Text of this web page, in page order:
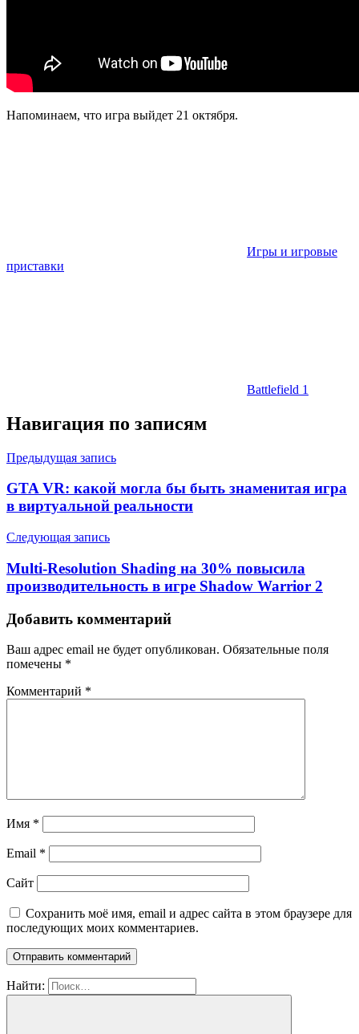
Напоминаем, что игра выйдет 21 октября.
Игры и игровые
приставки
Battlefield 1
Навигация по записям
Предыдущая запись
GTA VR: какой могла бы быть знаменитая игра
в виртуальной реальности
Следующая запись
Multi-Resolution Shading на 30% повысила
производительность в игре Shadow Warrior 2
Добавить комментарий
Ваш адрес email не будет опубликован. Обязательные поля
помечены *
Комментарий *
Имя *
Email *
Сайт
Сохранить моё имя, email и адрес сайта в этом браузере для
последующих моих комментариев.
Найти: